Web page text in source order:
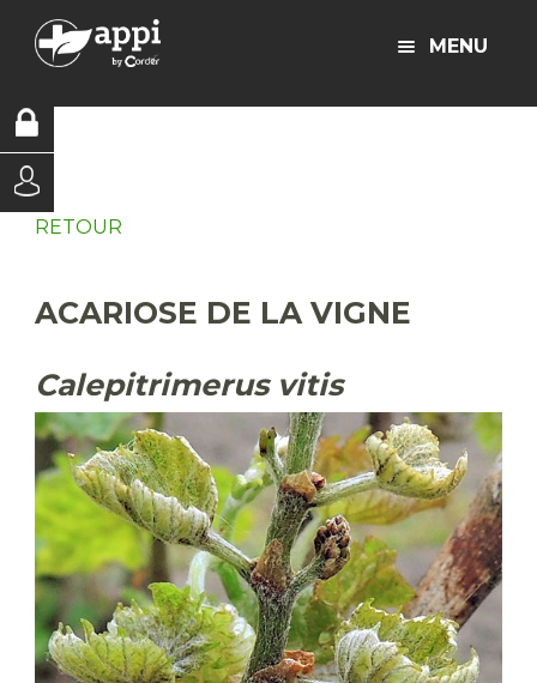
MENU
RETOUR
ACARIOSE DE LA VIGNE
Calepitrimerus vitis